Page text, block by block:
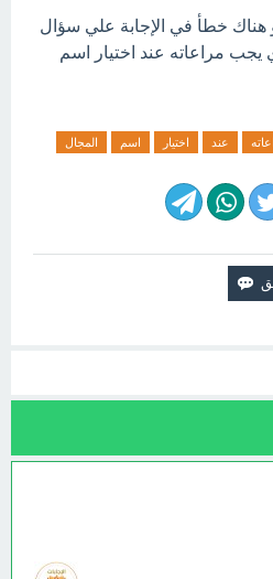
هناك خطأ في الإجابة علي سؤال
يجب مراعاته عند اختيار اسم
عند اختيار اسم المجال